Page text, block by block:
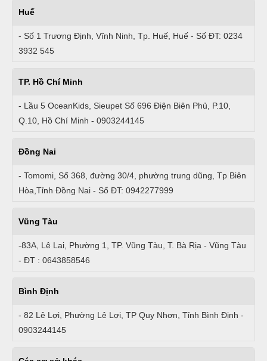
Huế
- Số 1 Trương Định, Vĩnh Ninh, Tp. Huế, Huế - Số ĐT: 0234
3932 545
TP. Hồ Chí Minh
- Lầu 5 OceanKids, Sieupet Số 696 Điện Biên Phủ, P.10,
Q.10, Hồ Chí Minh - 0903244145
Đồng Nai
- Tomomi, Số 368, đường 30/4, phường trung dũng, Tp Biên
Hòa,Tỉnh Đồng Nai - Số ĐT: 0942277999
Vũng Tàu
-83A, Lê Lai, Phường 1, TP. Vũng Tàu, T. Bà Rịa - Vũng Tàu
- ĐT : 0643858546
Bình Định
- 82 Lê Lợi, Phường Lê Lợi, TP Quy Nhơn, Tỉnh Bình Định -
0903244145